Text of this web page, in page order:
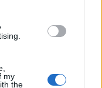
my
the
αποτρέψουν
και
με μείζονα